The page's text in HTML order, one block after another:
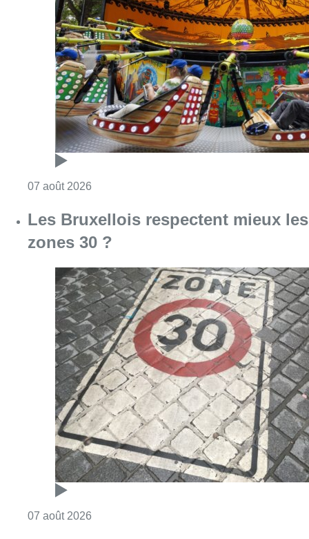
07 août 2026
Les Bruxellois respectent mieux les
zones 30 ?
07 août 2026